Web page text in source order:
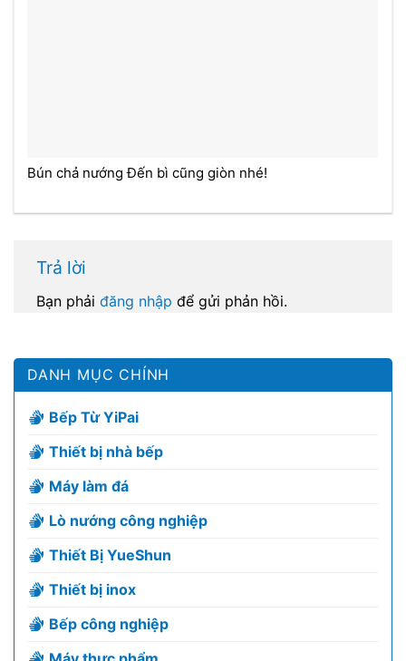
Bún chả nướng Đến bì cũng giòn nhé!
Trả lời
Bạn phải đăng nhập để gửi phản hồi.
DANH MỤC CHÍNH
Bếp Từ YiPai
Thiết bị nhà bếp
Máy làm đá
Lò nướng công nghiệp
Thiết Bị YueShun
Thiết bị inox
Bếp công nghiệp